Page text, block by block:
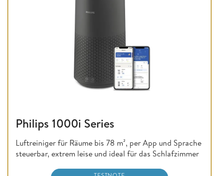
Philips 1000i Series
Luftreiniger für Räume bis 78 m², per App und Sprache
steuerbar, extrem leise und ideal für das Schlafzimmer